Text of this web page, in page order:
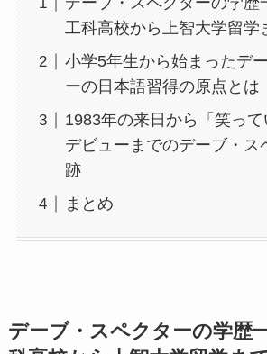
工科高校から上智大学留学
小学5年生から始まったデ
ーの日本語習得の原点とは
1983年の来日から「笑って
デビューまでのデーブ・ス
跡
まとめ
デーブ・スペクターの学歴